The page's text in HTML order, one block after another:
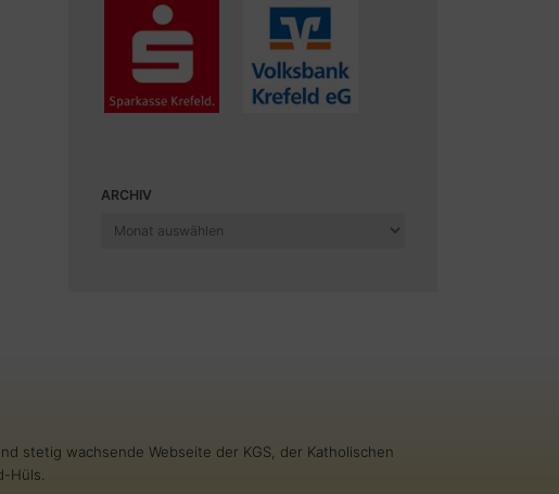
ARCHIV
Archiv
stetig wachsende Webseite der KGS, der Katholischen
Hüls.